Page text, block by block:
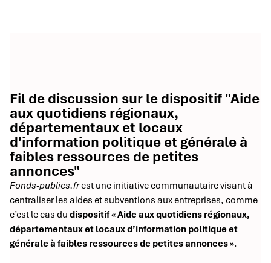
Fil de discussion sur le dispositif "Aide
aux quotidiens régionaux,
départementaux et locaux
d'information politique et générale à
faibles ressources de petites
annonces"
Fonds-publics.frest une initiative communautaire visant à
centraliser les aides et subventions aux entreprises, comme
c’est le cas du dispositif « Aide aux quotidiens régionaux,
départementaux et locaux d’information politique et
générale à faibles ressources de petites annonces ».